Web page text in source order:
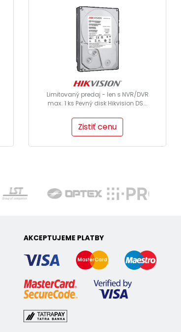
Limitovaný predaj - len s NVR/DVR
max. 1 ks Pevný disk Hikvision DS...
Zistiť cenu
AKCEPTUJEME PLATBY